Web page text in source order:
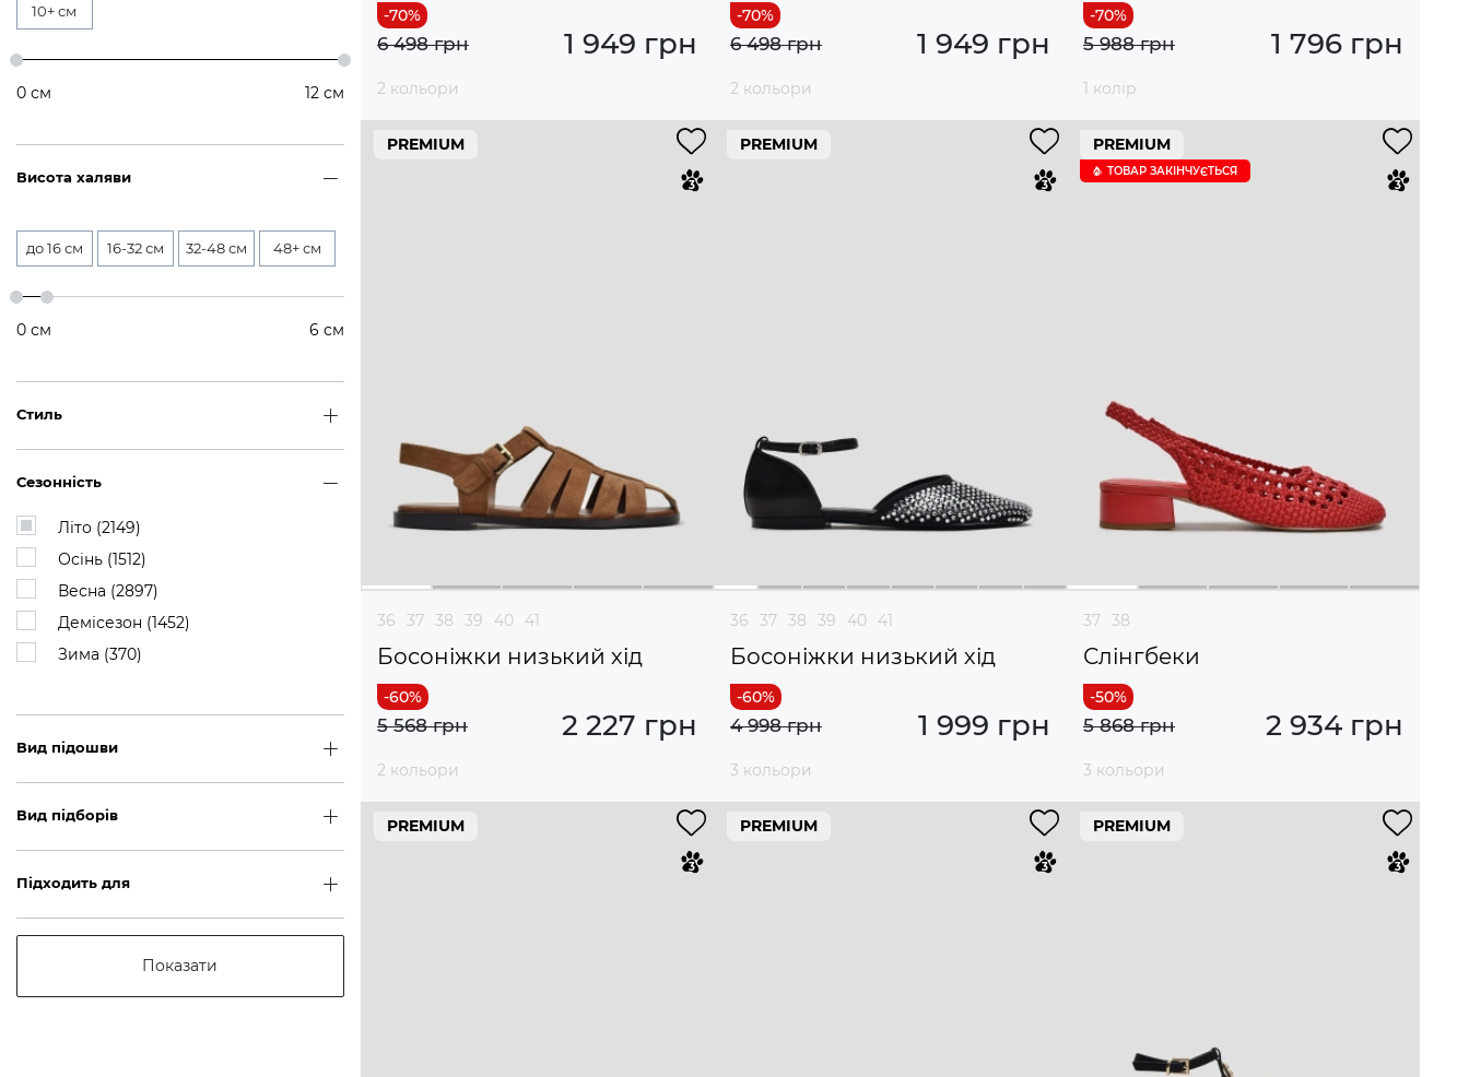
10+ см
0 см 12 см
Висота халяви
до 16 см 16-32 см 32-48 см 48+ см
0 см 6 см
Стиль
Сезонність
Літо (2149)
Осінь (1512)
Весна (2897)
Демісезон (1452)
Зима (370)
Вид підошви
Вид підборів
Підходить для
Показати
1 949 грн
6 498 грн
2 кольори
1 949 грн
6 498 грн
2 кольори
1 796 грн
5 988 грн
1 колір
PREMIUM
36 37 38 39 40 41
Босоніжки низький хід
2 227 грн
5 568 грн
2 кольори
PREMIUM
36 37 38 39 40 41
Босоніжки низький хід
1 999 грн
4 998 грн
3 кольори
PREMIUM
ТОВАР ЗАКІНЧУЄTЬСЯ
37 38
Слінгбеки
2 934 грн
5 868 грн
3 кольори
PREMIUM PREMIUM PREMIUM